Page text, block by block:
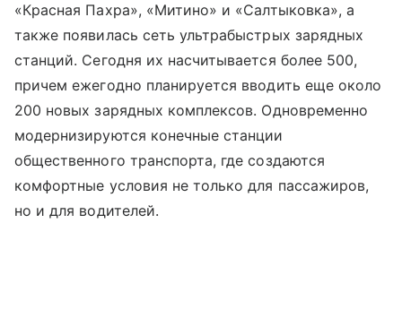
«Красная Пахра», «Митино» и «Салтыковка», а
также появилась сеть ультрабыстрых зарядных
станций. Сегодня их насчитывается более 500,
причем ежегодно планируется вводить еще около
200 новых зарядных комплексов. Одновременно
модернизируются конечные станции
общественного транспорта, где создаются
комфортные условия не только для пассажиров,
но и для водителей.